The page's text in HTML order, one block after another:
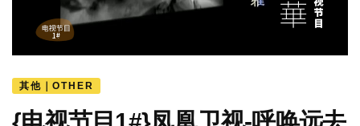
其他｜OTHER